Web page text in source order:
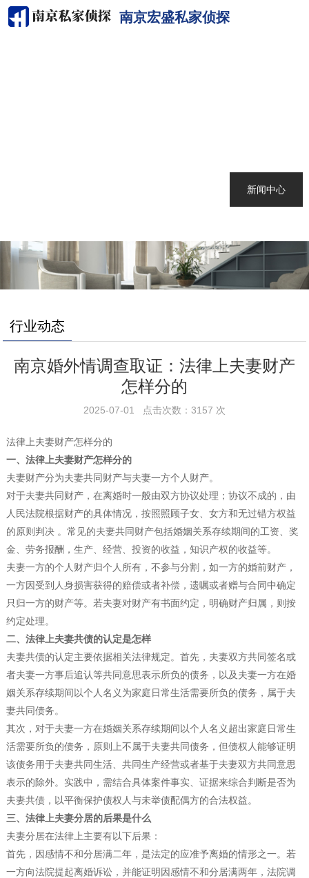
南京宏盛私家侦探
新闻中心
行业动态
南京婚外情调查取证：法律上夫妻财产
怎样分的
2025-07-01 点击次数：3157 次
法律上夫妻财产怎样分的
一、法律上夫妻财产怎样分的
夫妻财产分为夫妻共同财产与夫妻一方个人财产。
对于夫妻共同财产，在离婚时一般由双方协议处理；协议不成的，由
人民法院根据财产的具体情况，按照照顾子女、女方和无过错方权益
的原则判决 。常见的夫妻共同财产包括婚姻关系存续期间的工资、奖
金、劳务报酬，生产、经营、投资的收益，知识产权的收益等。
夫妻一方的个人财产归个人所有，不参与分割，如一方的婚前财产，
一方因受到人身损害获得的赔偿或者补偿，遗嘱或者赠与合同中确定
只归一方的财产等。若夫妻对财产有书面约定，明确财产归属，则按
约定处理。
二、法律上夫妻共债的认定是怎样
夫妻共债的认定主要依据相关法律规定。首先，夫妻双方共同签名或
者夫妻一方事后追认等共同意思表示所负的债务，以及夫妻一方在婚
姻关系存续期间以个人名义为家庭日常生活需要所负的债务，属于夫
妻共同债务。
其次，对于夫妻一方在婚姻关系存续期间以个人名义超出家庭日常生
活需要所负的债务，原则上不属于夫妻共同债务，但债权人能够证明
该债务用于夫妻共同生活、共同生产经营或者基于夫妻双方共同意思
表示的除外。实践中，需结合具体案件事实、证据来综合判断是否为
夫妻共债，以平衡保护债权人与未举债配偶方的合法权益。
三、法律上夫妻分居的后果是什么
夫妻分居在法律上主要有以下后果：
首先，因感情不和分居满二年，是法定的应准予离婚的情形之一。若
一方向法院提起离婚诉讼，并能证明因感情不和分居满两年，法院调